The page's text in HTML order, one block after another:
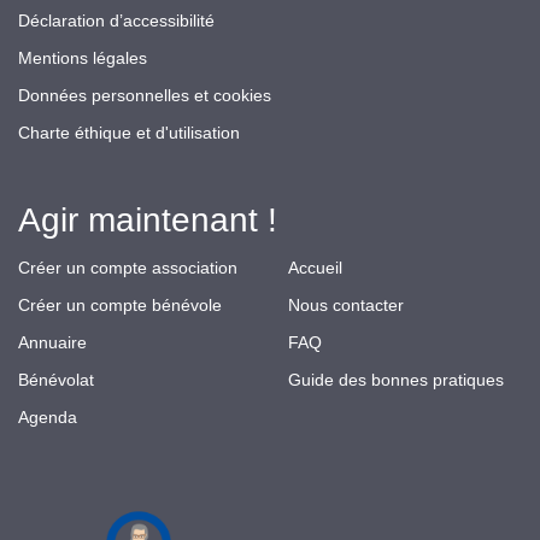
Déclaration d’accessibilité
Mentions légales
Données personnelles et cookies
Charte éthique et d'utilisation
Agir maintenant !
Créer un compte association
Créer un compte bénévole
Annuaire
Bénévolat
Agenda
Accueil
Nous contacter
FAQ
Guide des bonnes pratiques